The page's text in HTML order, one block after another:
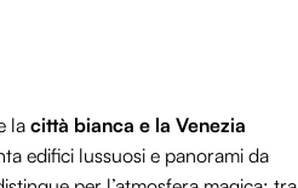
la città bianca e la Venezia
edifici lussuosi e panorami da